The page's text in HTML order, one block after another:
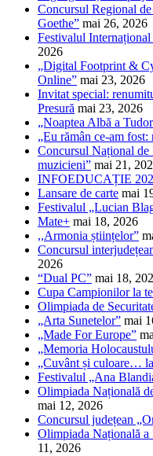
Concursul Regional
Goethe” mai 26, 2026
Festivalul
2026
„Digital Footprint &
Online” mai 23, 2026
Invitat special:
Presură mai 23, 2026
„Noaptea Albă a
„Eu rămân ce-am fost:
Concursul Național de
muzicieni” mai 21,
INFOEDUCAȚIE 202
Lansare de carte mai
Festivalul „Lucian
Mate+ mai 18, 2026
,,Armonia științelor”
Concursul
2026
“Dual PC” mai 18,
Cupa Campionilor la
Olimpiada de
„Arta Sunetelor” mai
„Made For Europe”
„Memoria
„Cuvânt și culoare…
Festivalul „Ana
Olimpiada Națională
mai 12, 2026
Concursul județean
Olimpiada Națională
11, 2026